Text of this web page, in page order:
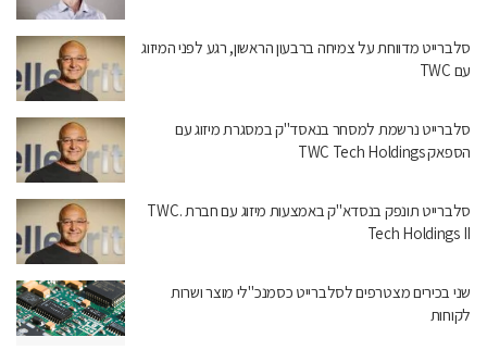
סלברייט מדווחת על צמיחה ברבעון הראשון, רגע לפני המיזוג
עם TWC
סלברייט נרשמת למסחר בנאסד"ק במסגרת מיזוג עם
הספאק TWC Tech Holdings
סלברייט תונפק בנסדא"ק באמצעות מיזוג עם חברת .TWC
Tech Holdings II
שני בכירים מצטרפים לסלברייט כסמנכ"לי מוצר ושרות
לקוחות